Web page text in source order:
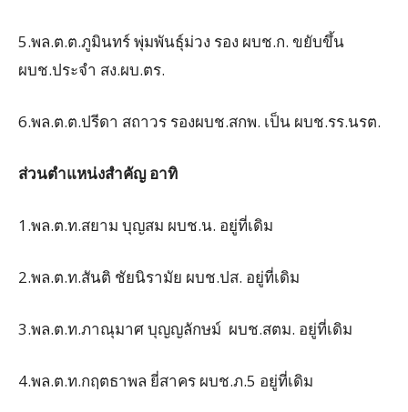
5.พล.ต.ต.ภูมินทร์ พุ่มพันธุ์ม่วง รอง ผบช.ก. ขยับขึ้น
ผบช.ประจำ สง.ผบ.ตร.
6.พล.ต.ต.ปรีดา สถาวร รองผบช.สกพ. เป็น ผบช.รร.นรต.
ส่วนตำแหน่งสำคัญ อาทิ
1.พล.ต.ท.สยาม บุญสม ผบช.น. อยู่ที่เดิม
2.พล.ต.ท.สันติ ชัยนิรามัย ผบช.ปส. อยู่ที่เดิม
3.พล.ต.ท.ภาณุมาศ บุญญลักษม์ ผบช.สตม. อยู่ที่เดิม
4.พล.ต.ท.กฤตธาพล ยี่สาคร ผบช.ภ.5 อยู่ที่เดิม